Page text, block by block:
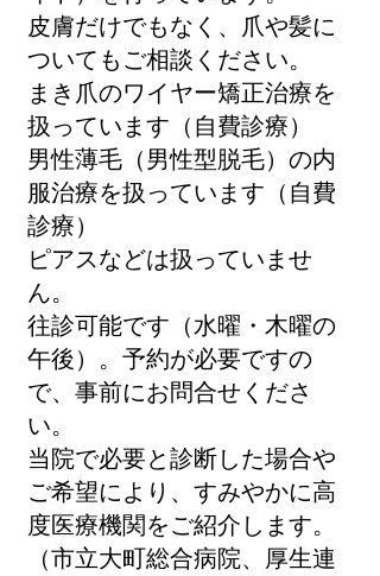
皮膚だけでもなく、爪や髪に
ついてもご相談ください。
まき爪のワイヤー矯正治療を
扱っています（自費診療）
男性薄毛（男性型脱毛）の内
服治療を扱っています（自費
診療）
ピアスなどは扱っていませ
ん。
往診可能です（水曜・木曜の
午後）。予約が必要ですの
で、事前にお問合せくださ
い。
当院で必要と診断した場合や
ご希望により、すみやかに高
度医療機関をご紹介します。
（市立大町総合病院、厚生連